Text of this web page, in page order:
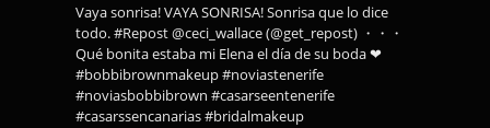
Vaya sonrisa! VAYA SONRISA! Sonrisa que lo dice
todo. #Repost @ceci_wallace (@get_repost) ・・・
Qué bonita estaba mi Elena el día de su boda ❤
#bobbibrownmakeup #noviastenerife
#noviasbobbibrown #casarseentenerife
#casarssencanarias #bridalmakeup